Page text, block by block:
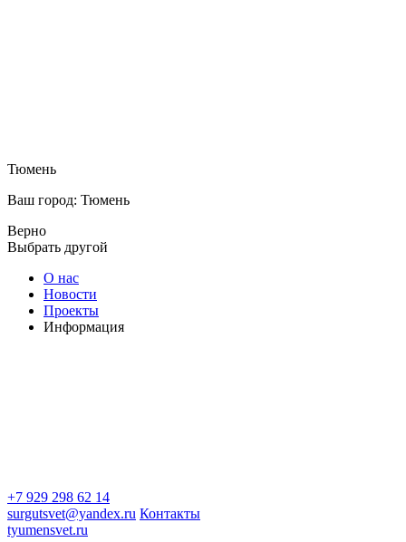
Тюмень
Ваш город: Тюмень
Верно
Выбрать другой
О нас
Новости
Проекты
Информация
+7 929 298 62 14
surgutsvet@yandex.ru Контакты
tyumensvet.ru